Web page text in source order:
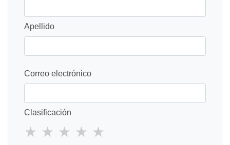
Apellido
Correo electrónico
Clasificación